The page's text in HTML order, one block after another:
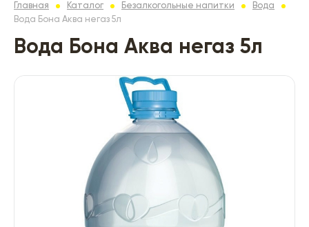
Главная Каталог Безалкогольные напитки
Вода
Вода Бона Аква негаз 5л
Вода Бона Аква негаз 5л